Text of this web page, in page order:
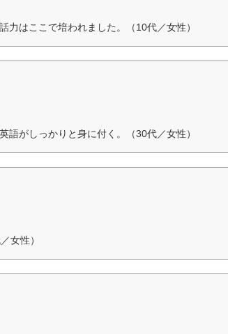
力はここで培われました。（10代／女性）
語がしっかりと身に付く。（30代／女性）
女性）